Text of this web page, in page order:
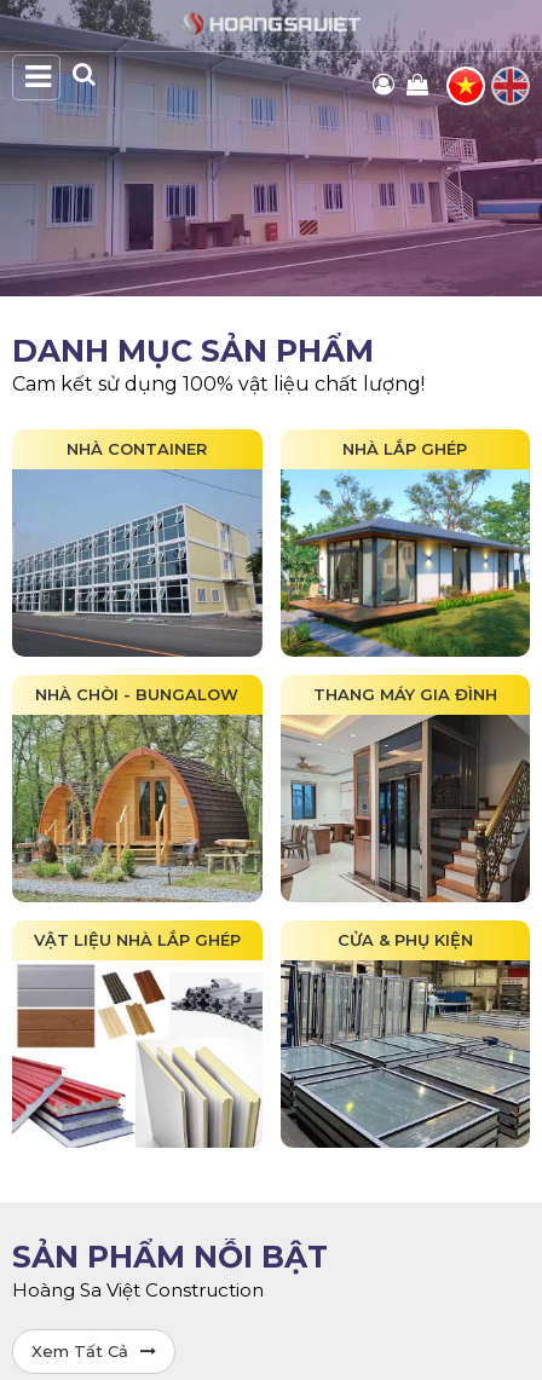
DANH MỤC SẢN PHẨM
Cam kết sử dụng 100% vật liệu chất lượng!
NHÀ CONTAINER NHÀ LẮP GHÉP
NHÀ CHÒI - BUNGALOW THANG MÁY GIA ĐÌNH
VẬT LIỆU NHÀ LẮP GHÉP CỬA & PHỤ KIỆN
SẢN PHẨM NỖI BẬT
Hoàng Sa Việt Construction
Xem Tất Cả